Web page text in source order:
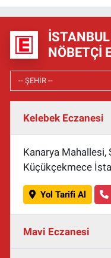
NÖBETÇI
Kelebek Eczanesi
Kanarya Mahallesi,
Küçükçekmece
Yol Tarifi Al
Mavi Eczanesi